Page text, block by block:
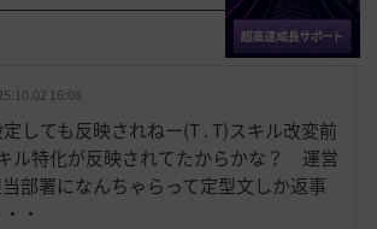
お
入
り
共有する
16:08
しても反映されねー(T . T)スキル改変前
ル特化が反映されてたからかな？ 運営
部署になんちゃらって定型文しか返事
・